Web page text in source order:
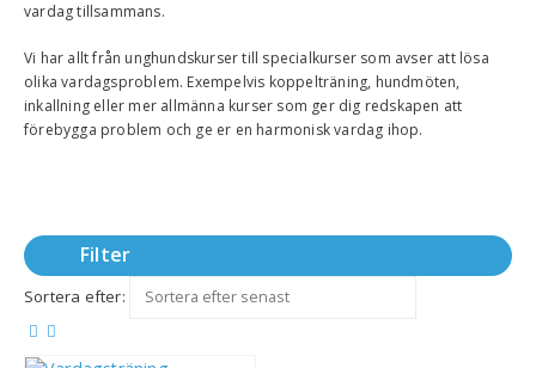
vardag tillsammans.
Vi har allt från unghundskurser till specialkurser som avser att lösa
olika vardagsproblem. Exempelvis koppelträning, hundmöten,
inkallning eller mer allmänna kurser som ger dig redskapen att
förebygga problem och ge er en harmonisk vardag ihop.
Filter
Sortera efter: